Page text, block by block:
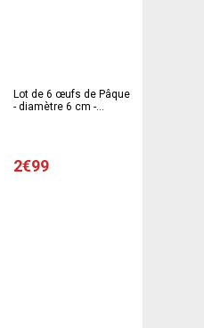
Lot de 6 œufs de Pâque
- diamètre 6 cm -
2€99